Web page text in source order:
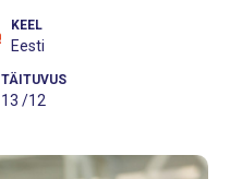
KEEL
Eesti
TÄITUVUS
13 /12